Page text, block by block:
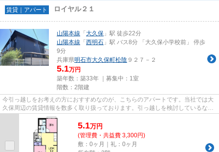
賃貸｜アパート ロイヤル２１
山陽本線 「 大久保 」駅 徒歩22分
山陽本線 「 西明石 」駅 バス8分 「大久保小学校前」 停歩
9分
兵庫県明石市大久保町松陰 ９２７－２
5.1万円
築年数：築33年 ｜募集中： 1室
階数：2階建
今引っ越しをお考えの方におすすめなのが、こちらのアパートです。当社では大
久保周辺の賃貸情報を数多く取り扱っております。引っ越しを検討しているな
ら、お気軽にご連絡ください。
5.1万円
(管理費・共益費 3,300円)
敷：0ヶ月｜礼：0ヶ月